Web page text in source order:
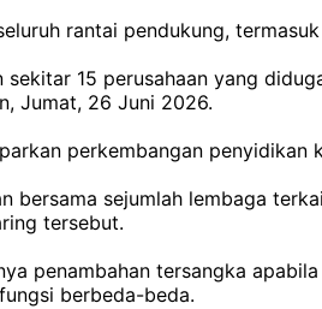
rantai pendukung,
15 perusahaan yang
Jumat, 26 Juni 2026.
perkembangan
bersama sejumlah lembaga
tersebut.
penambahan tersangka
berbeda-beda.